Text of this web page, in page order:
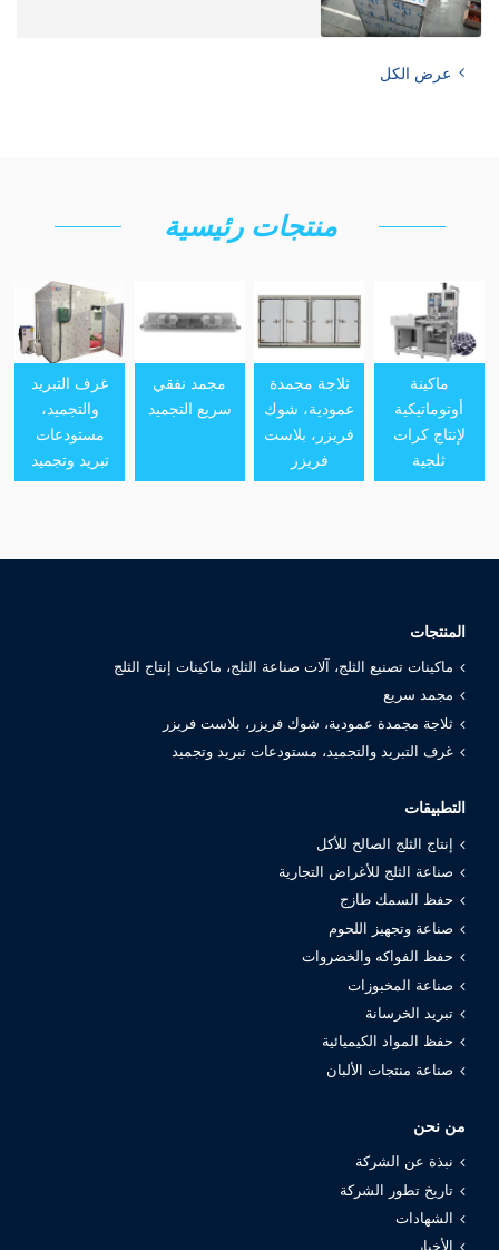
عرض الكل
منتجات رئيسية
ماكينة
أوتوماتيكية
لإنتاج كرات
ثلجية
ثلاجة مجمدة
عمودية، شوك
فريزر، بلاست
فريزر
مجمد نفقي
سريع التجميد
غرف التبريد
والتجميد،
مستودعات
تبريد وتجميد
المنتجات
ماكينات تصنيع الثلج، آلات صناعة الثلج، ماكينات إنتاج الثلج
مجمد سريع
ثلاجة مجمدة عمودية، شوك فريزر، بلاست فريزر
غرف التبريد والتجميد، مستودعات تبريد وتجميد
التطبيقات
إنتاج الثلج الصالح للأكل
صناعة الثلج للأغراض التجارية
حفظ السمك طازج
صناعة وتجهيز اللحوم
حفظ الفواكه والخضروات
صناعة المخبوزات
تبريد الخرسانة
حفظ المواد الكيميائية
صناعة منتجات الألبان
من نحن
نبذة عن الشركة
تاريخ تطور الشركة
الشهادات